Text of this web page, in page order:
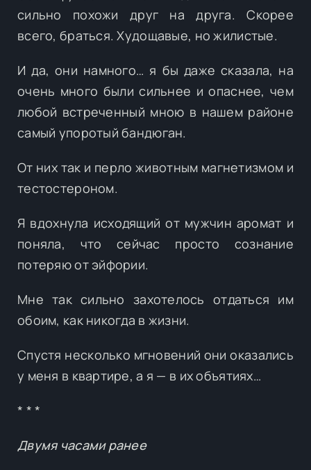
сильно похожи друг на друга. Скорее
всего, браться. Худощавые, но жилистые.
И да, они намного… я бы даже сказала, на
очень много были сильнее и опаснее, чем
любой встреченный мною в нашем районе
самый упоротый бандюган.
От них так и перло животным магнетизмом и
тестостероном.
Я вдохнула исходящий от мужчин аромат и
поняла, что сейчас просто сознание
потеряю от эйфории.
Мне так сильно захотелось отдаться им
обоим, как никогда в жизни.
Спустя несколько мгновений они оказались
у меня в квартире, а я — в их объятиях…
* * *
Двумя часами ранее